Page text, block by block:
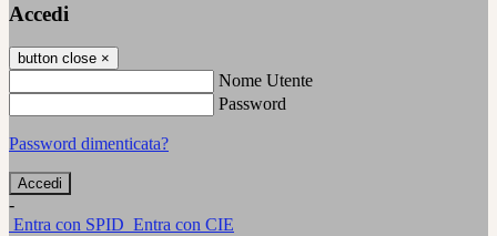
Accedi
button close ×
Nome Utente
Password
Password dimenticata?
-
Entra con SPID Entra con CIE